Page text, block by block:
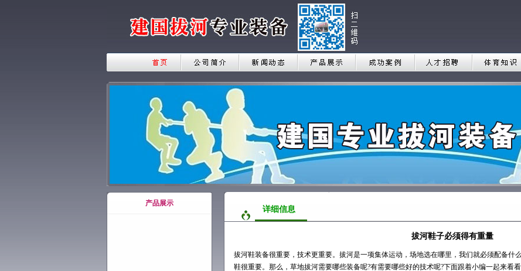
产品展示
详细信息
拔河鞋子必须得有重量
拔河鞋装备很重要，技术更重要。拔河是一项集体运动，场地选在哪里，我们就必须配备什
鞋很重要。那么，草地拔河需要哪些装备呢?有需要哪些好的技术呢?下面跟着小编一起来看看